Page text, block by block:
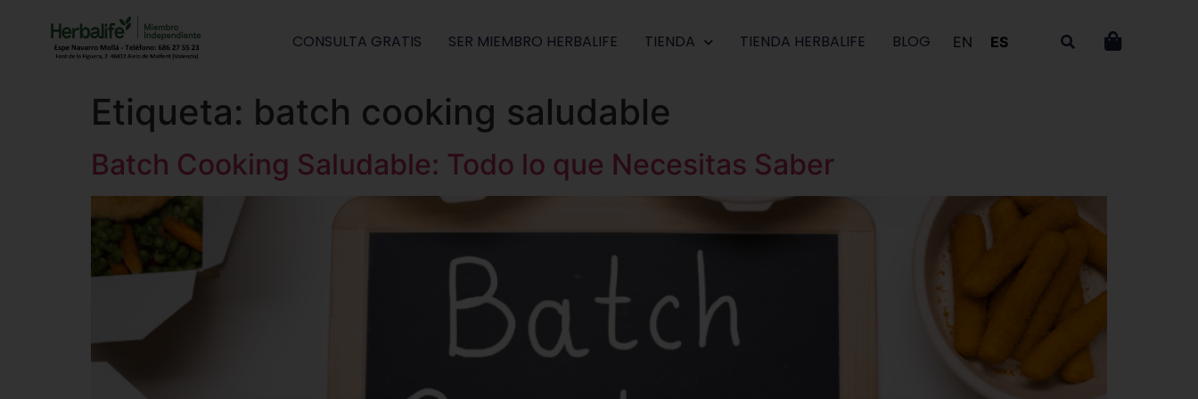
CONSULTA GRATIS SER MIEMBRO HERBALIFE TIENDA TIENDA HERBALIFE BLOG EN ES
Etiqueta: batch cooking saludable
Batch Cooking Saludable: Todo lo que Necesitas Saber